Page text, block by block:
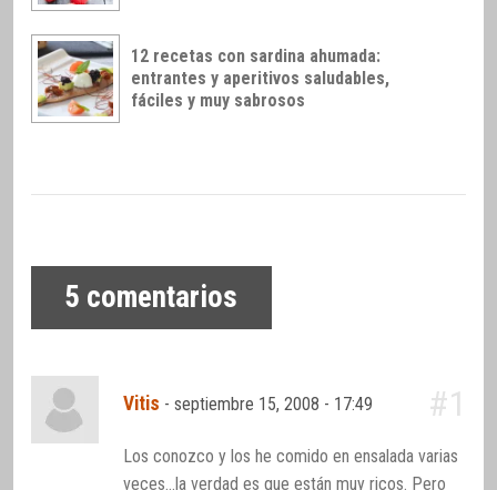
12 recetas con sardina ahumada:
entrantes y aperitivos saludables,
fáciles y muy sabrosos
5 comentarios
Vitis -septiembre 15, 2008 - 17:49 #1
Los conozco y los he comido en ensalada varias
veces…la verdad es que están muy ricos. Pero